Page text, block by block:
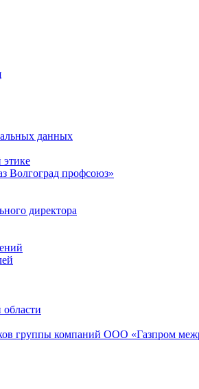
данных
этике
Волгоград профсоюз»
директора
группы компаний ООО «Газпром